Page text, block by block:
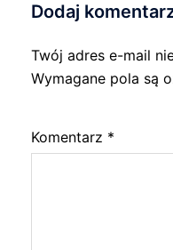
Dodaj
Twój adres e-mail
Wymagane pola są
Komentarz *